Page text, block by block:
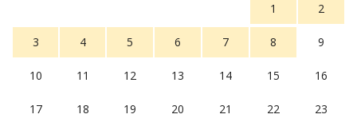
1 2
3 4 5 6 7 8 9
10 11 12 13 14 15 16
17 18 19 20 21 22 23